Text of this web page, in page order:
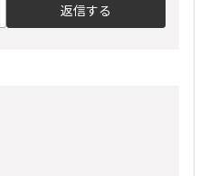
返信する